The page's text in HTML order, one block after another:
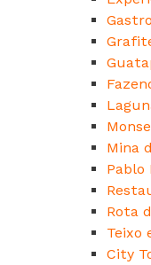
Mina
Pablo
Rota
Teixo
City